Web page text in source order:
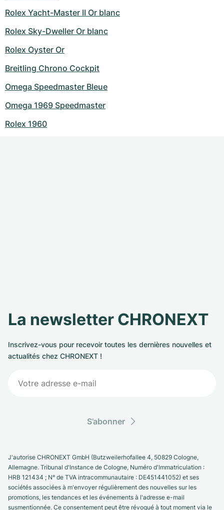
Rolex Yacht-Master II Or blanc
Rolex Sky-Dweller Or blanc
Rolex Oyster Or
Breitling Chrono Cockpit
Omega Speedmaster Bleue
Omega 1969 Speedmaster
Rolex 1960
La newsletter CHRONEXT
Inscrivez-vous pour recevoir toutes les dernières nouvelles et
actualités chez CHRONEXT !
S’abonner
J'autorise CHRONEXT GmbH (Butzweilerhofallee 4, 50829 Cologne,
Allemagne. Tribunal d'Instance de Cologne, Numéro d'Immatriculation :
HRB 121434 ; N° de TVA intracommunautaire : DE451441052) et ses
sociétés associées à m'envoyer régulièrement des nouvelles sur les
promotions, les tendances et les événements à l'adresse e-mail
susmentionnée. Ce consentement peut être révoqué à tout moment via le